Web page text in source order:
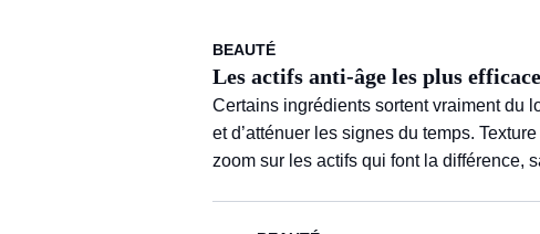
BEAUTÉ
Les actifs anti-âge les plus
Certains ingrédients sortent vraiment du
et d’atténuer les signes du temps.
zoom sur les actifs qui font la différence,